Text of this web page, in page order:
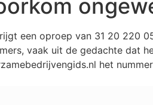
een oproep van 31 20 220
vaak uit de gedachte dat
het